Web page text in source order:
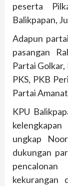
peserta
Balikpapan,
Adapun
pasangan
Partai
PKS, PKB
Partai
KPU
ungkap
dukungan
kekurangan